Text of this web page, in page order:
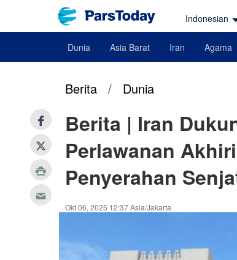
Indonesian
Dunia Asia Barat Iran Agama
Berita / Dunia
Berita | Iran
Perlawanan
Penyerahan
Okt 06, 2025 12:37 Asia/Jakarta